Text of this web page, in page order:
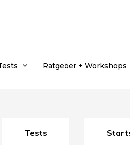
Ratgeber + Workshops
Tests